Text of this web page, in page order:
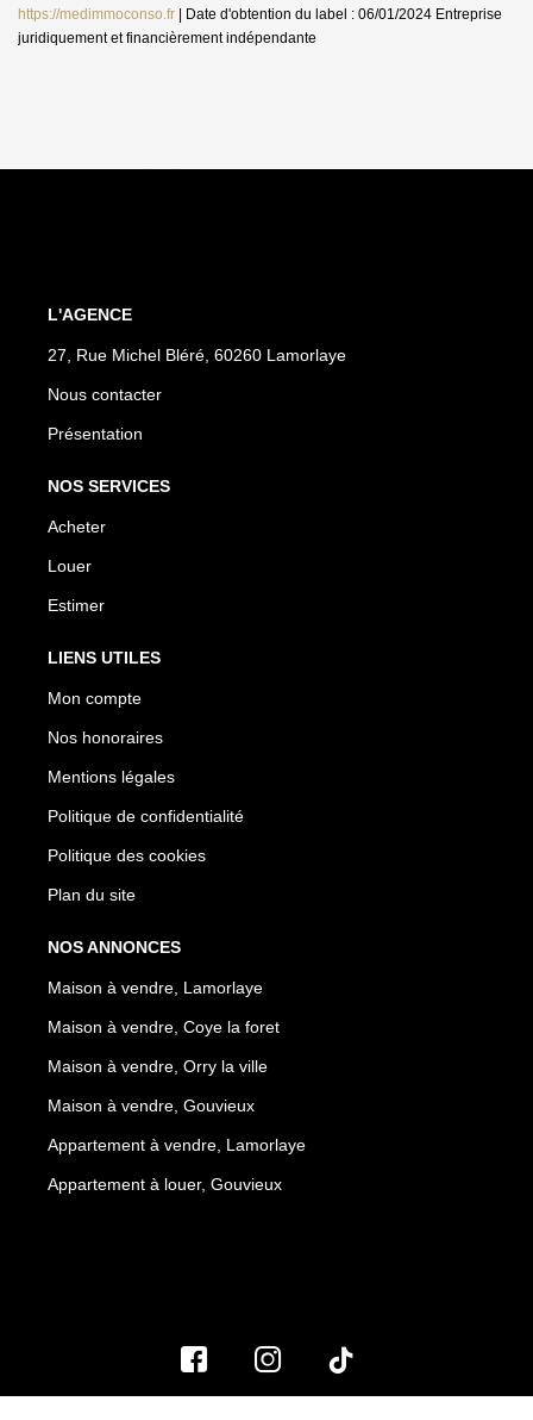
https://medimmoconso.fr | Date d'obtention du label : 06/01/2024 Entreprise
juridiquement et financièrement indépendante
L'AGENCE
27, Rue Michel Bléré, 60260 Lamorlaye
Nous contacter
Présentation
NOS SERVICES
Acheter
Louer
Estimer
LIENS UTILES
Mon compte
Nos honoraires
Mentions légales
Politique de confidentialité
Politique des cookies
Plan du site
NOS ANNONCES
Maison à vendre, Lamorlaye
Maison à vendre, Coye la foret
Maison à vendre, Orry la ville
Maison à vendre, Gouvieux
Appartement à vendre, Lamorlaye
Appartement à louer, Gouvieux